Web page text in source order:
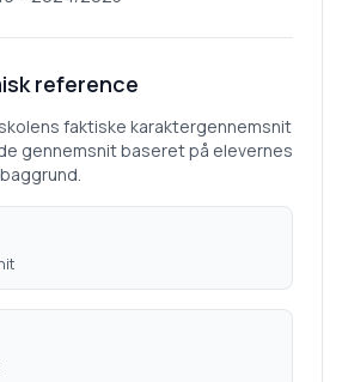
reference
faktiske karaktergennemsnit
gennemsnit baseret på elevernes